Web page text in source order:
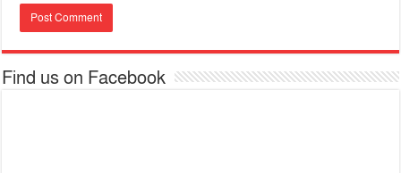
Find us on Facebook